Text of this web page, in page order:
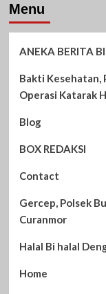
Menu
ANEKA BERITA
Bakti Kesehatan,
Operasi Katarak
Blog
BOX REDAKSI
Contact
Gercep, Polsek
Curanmor
Halal Bi halal
Home